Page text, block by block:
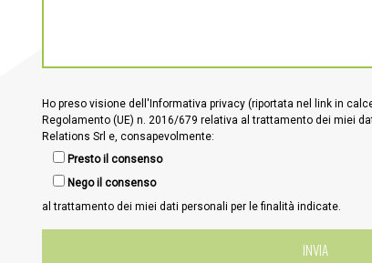
Ho preso visione dell'Informativa privacy (riportata nel link in
Regolamento (UE) n. 2016/679 relativa al trattamento dei miei
Relations Srl e, consapevolmente:
Presto il consenso
Nego il consenso
al trattamento dei miei dati personali per le finalità indicate.